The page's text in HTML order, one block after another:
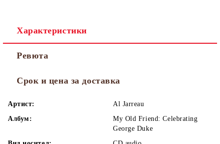
Характеристики
Ревюта
Срок и цена за доставка
Артист:
Al Jarreau
Албум:
My Old Friend: Celebrating
George Duke